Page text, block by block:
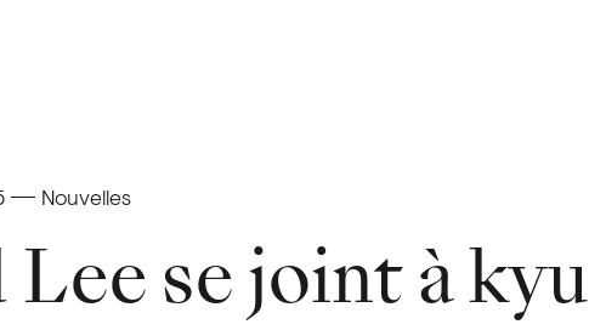
Nouvelles
Lee se joint à kyu